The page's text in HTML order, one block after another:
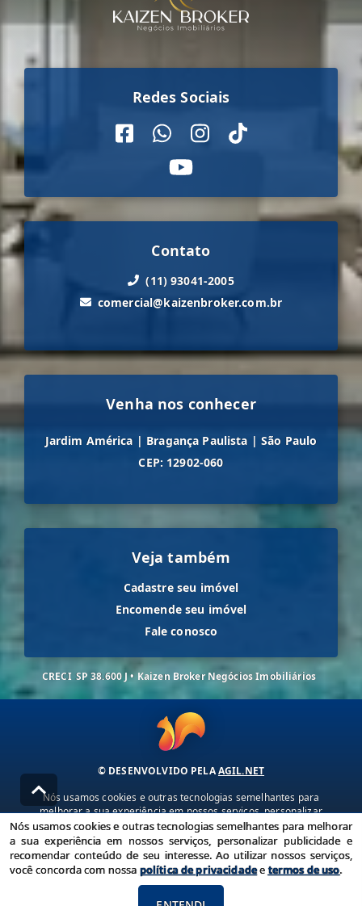
Redes Sociais
Contato
(11) 93041-2005
comercial@kaizenbroker.com.br
Venha nos conhecer
Jardim América | Bragança Paulista | São Paulo
CEP: 12902-060
Veja também
Cadastre seu imóvel
Encomende seu imóvel
Fale conosco
CRECI SP 38.600 J • Kaizen Broker Negócios Imobiliários
© DESENVOLVIDO PELAAGIL.NET
Nós usamos cookies e outras tecnologias semelhantes para
melhorar a sua experiência em nossos serviços, personalizar
publicidade e recomendar conteúdo de seu interesse. Ao utilizar
nossos serviços, você concorda com nossa política de privacidade e
termos de uso.
Política de Privacidade Termos de uso
Nós usamos cookies e outras tecnologias semelhantes para melhorar
a sua experiência em nossos serviços, personalizar publicidade e
recomendar conteúdo de seu interesse. Ao utilizar nossos serviços,
você concorda com nossa política de privacidadeetermos de uso.